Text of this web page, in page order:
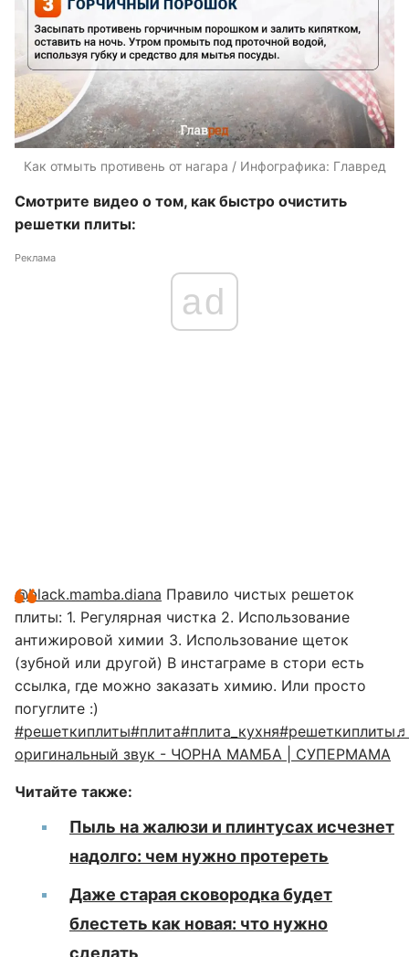
Как отмыть противень от нагара / Инфографика: Главред
Смотрите видео о том, как быстро очистить
решетки плиты:
Реклама
ad
@black.mamba.diana Правило чистых решеток
плиты: 1. Регулярная чистка 2. Использование
антижировой химии 3. Использование щеток
(зубной или другой) В инстаграме в стори есть
ссылка, где можно заказать химию. Или просто
погуглите :)
#решеткиплиты#плита#плита_кухня#решеткиплиты♬
оригинальный звук - ЧОРНА МАМБА | СУПЕРМАМА
Читайте также:
Пыль на жалюзи и плинтусах исчезнет
надолго: чем нужно протереть
Даже старая сковородка будет
блестеть как новая: что нужно
сделать